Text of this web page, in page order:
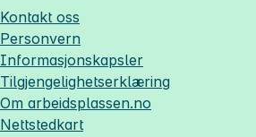
Kontakt oss
Personvern
Informasjonskapsler
Tilgjengelighetserklæring
Om arbeidsplassen.no
Nettstedkart